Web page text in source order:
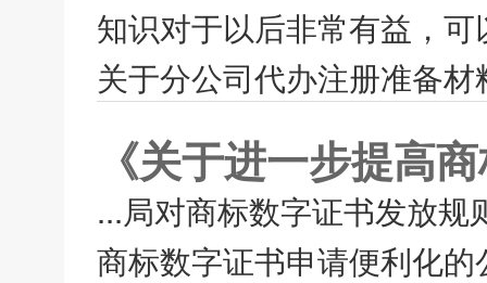
知识对于以后非常有益，
关于分公司代办注册准备
《关于进一步提高
...局对商标数字证书发放
商标数字证书申请便利化